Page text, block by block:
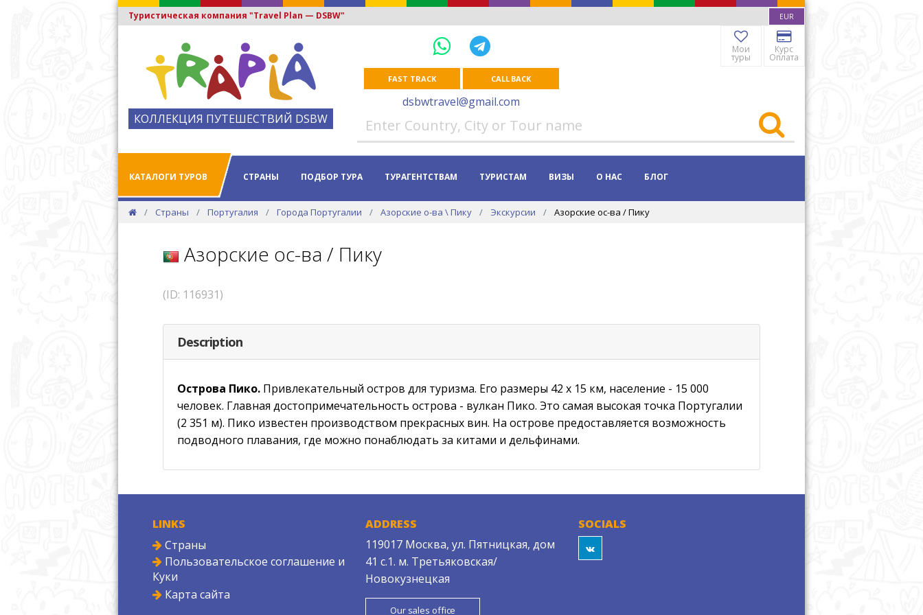
Туристическая компания "Travel Plan — DSBW" EUR
КОЛЛЕКЦИЯ ПУТЕШЕСТВИЙ DSBW
FAST TRACK CALL BACK
dsbwtravel@gmail.com
Мои
туры
Курс
Оплата
КАТАЛОГИ ТУРОВ СТРАНЫ ПОДБОР ТУРА ТУРАГЕНТСТВАМ ТУРИСТАМ ВИЗЫ О НАС БЛОГ
Страны Португалия Города Португалии Азорские о-ва \ Пику Экскурсии Азорские ос-ва / Пику
Азорские ос-ва / Пику
(ID: 116931)
Description
Острова Пико. Привлекательный остров для туризма. Его размеры 42 х 15 км, население - 15 000
человек. Главная достопримечательность острова - вулкан Пико. Это самая высокая точка Португалии
(2 351 м). Пико известен производством прекрасных вин. На острове предоставляется возможность
подводного плавания, где можно понаблюдать за китами и дельфинами.
LINKS
Страны
Пользовательское соглашение и
Куки
Карта сайта
ADDRESS
119017 Москва, ул. Пятницкая, дом
41 с.1. м. Третьяковская/
Новокузнецкая
Our sales office
SOCIALS